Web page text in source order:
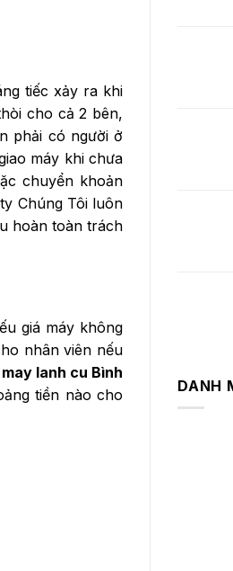
tiếc xảy ra khi
cho cả 2 bên,
phải có người ở
máy khi chưa
chuyển khoản
Chúng Tôi luôn
hoàn toàn trách
giá máy không
nhân viên nếu
lanh cu Bình
tiền nào cho
DANH